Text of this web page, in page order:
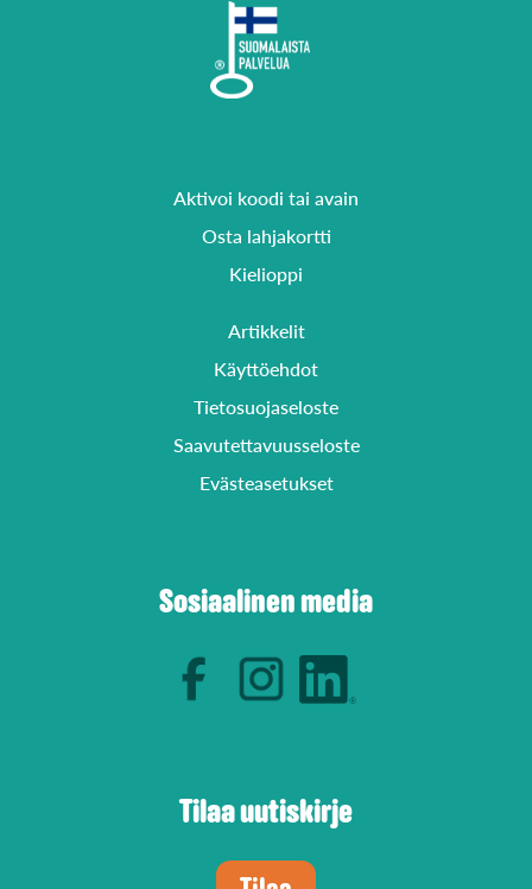
Aktivoi koodi tai avain
Osta lahjakortti
Kielioppi
Artikkelit
Käyttöehdot
Tietosuojaseloste
Saavutettavuusseloste
Evästeasetukset
Sosiaalinen media
Tilaa uutiskirje